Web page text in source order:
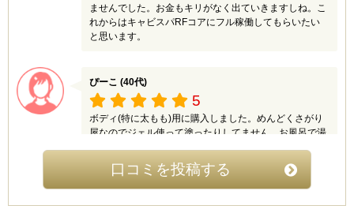
ませんでした。お金もキリがなく出ていきますしね。こ
れからはキャビスパRFコアにフル稼働してもらいたい
と思います。
ぴーこ (40代)
5
ボディ(特に太もも)用に購入しました。めんどくさがり
屋なのでジェル使って塗ったりしてません、お風呂で湯
元々長風呂ではなくササッと浸かる位だったのですが、
キャビスパのおかげで浸かる時間が長くなる事でダイエ
ットも出来て(歯磨きもしてます 笑)一石二鳥です。
口コミを投稿する